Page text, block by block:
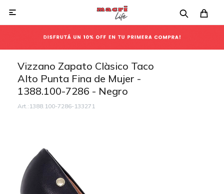

Vizzano Zapato Clàsico Taco
Alto Punta Fina de Mujer -
1388.100-7286 - Negro
1388.100-7286-133271